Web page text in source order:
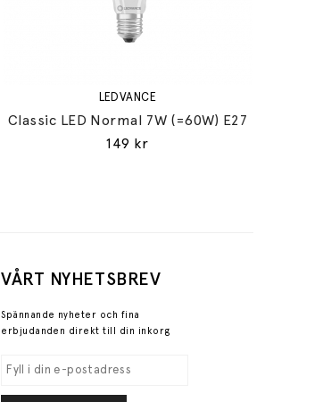
LEDVANCE
Classic LED Normal 7W (=60W) E27
149 kr
VÅRT NYHETSBREV
Spännande nyheter och fina
erbjudanden direkt till din inkorg